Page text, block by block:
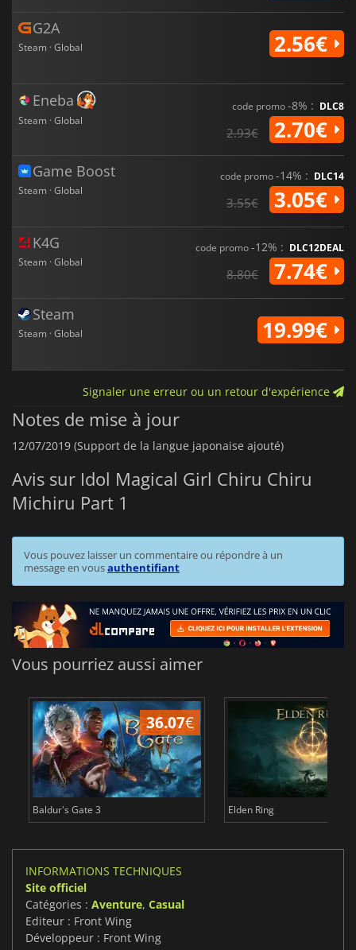
G2A
Steam · Global 2.56€
Eneba
Steam · Global
code promo-8% : DLC8
2.93€ 2.70€
Game Boost
Steam · Global
code promo-14% : DLC14
3.55€ 3.05€
K4G
Steam · Global
code promo-12% : DLC12DEAL
8.80€ 7.74€
Steam
Steam · Global 19.99€
Signaler une erreur ou un retour d'expérience
Notes de mise à jour
12/07/2019 (Support de la langue japonaise ajouté)
Avis sur Idol Magical Girl Chiru Chiru
Michiru Part 1
Vous pouvez laisser un commentaire ou répondre à un
message en vousauthentifiant
Vous pourriez aussi aimer
36.07€
Baldur's Gate 3 Elden Ring
INFORMATIONS TECHNIQUES
Site officiel
Catégories : Aventure, Casual
Editeur : Front Wing
Développeur : Front Wing